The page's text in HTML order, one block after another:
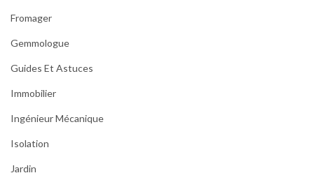
Fromager
Gemmologue
Guides Et Astuces
Immobilier
Ingénieur Mécanique
Isolation
Jardin